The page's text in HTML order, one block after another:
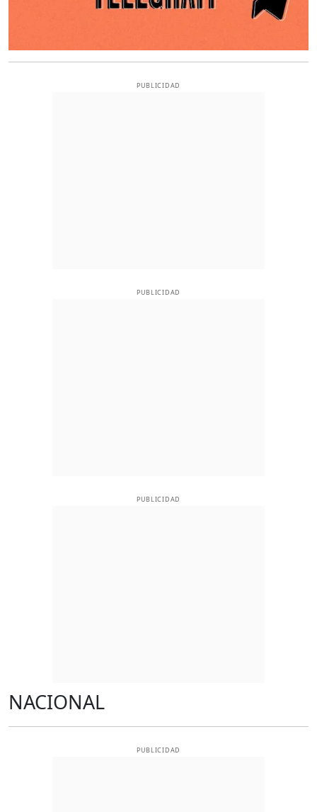
PUBLICIDAD
PUBLICIDAD
PUBLICIDAD
NACIONAL
PUBLICIDAD